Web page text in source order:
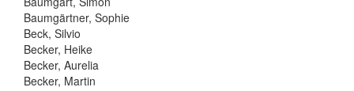
Baumgärtner, Sophie
Beck, Silvio
Becker, Heike
Becker, Aurelia
Becker, Martin